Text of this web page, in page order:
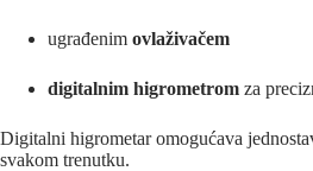
ugrađenim ovlaživačem
digitalnim higrometrom za
Digitalni higrometar omogućava
svakom trenutku.